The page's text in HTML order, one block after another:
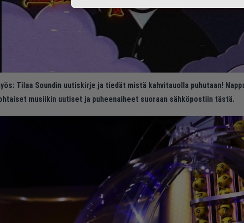
Tilaa Soundin uutiskirje ja tiedät mistä kahvitauolla puhutaan!
musiikin uutiset ja puheenaiheet suoraan sähköpostiin tästä.